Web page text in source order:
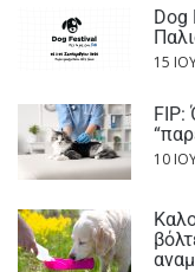
Dog
15
FIP:
10